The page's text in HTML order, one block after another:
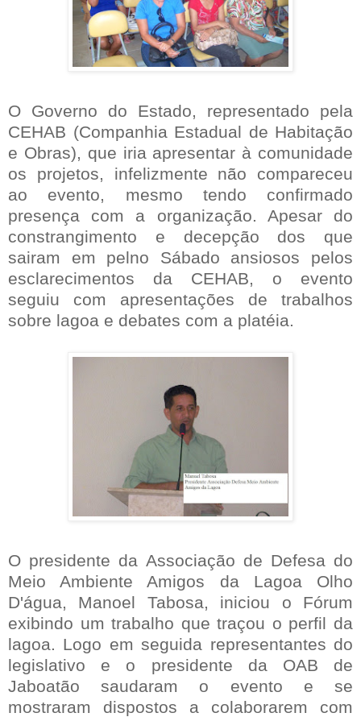
O Governo do Estado, representado pela
CEHAB (Companhia Estadual de Habitação
e Obras), que iria apresentar à comunidade
os projetos, infelizmente não compareceu
ao evento, mesmo tendo confirmado
presença com a organização. Apesar do
constrangimento e decepção dos que
sairam em pelno Sábado ansiosos pelos
esclarecimentos da CEHAB, o evento
seguiu com apresentações de trabalhos
sobre lagoa e debates com a platéia.
O presidente da Associação de Defesa do
Meio Ambiente Amigos da Lagoa Olho
D'água, Manoel Tabosa, iniciou o Fórum
exibindo um trabalho que traçou o perfil da
lagoa. Logo em seguida representantes do
legislativo e o presidente da OAB de
Jaboatão saudaram o evento e se
mostraram dispostos a colaborarem com